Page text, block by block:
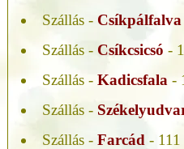
Szállás - Csíkpálfalva
Szállás - Csíkcsicsó -
Szállás - Kadicsfala -
Szállás -
Szállás - Farcád -